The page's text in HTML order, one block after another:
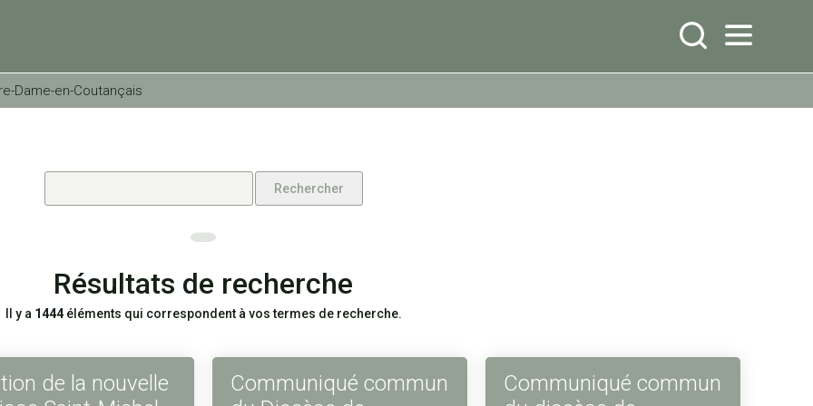
Dame-en-Coutançais
Résultats de recherche
Il y a 1444éléments qui correspondent à vos termes de recherche.
de la nouvelle
Communiqué commun
Communiqué commun